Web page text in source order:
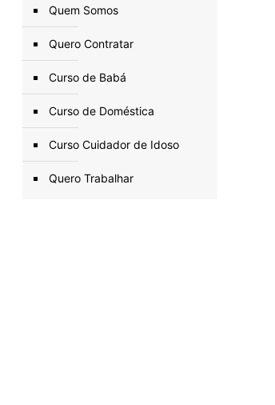
Quem Somos
Quero Contratar
Curso de Babá
Curso de Doméstica
Curso Cuidador de Idoso
Quero Trabalhar